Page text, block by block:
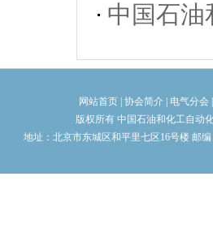
中国石油
网站首页 协会简介 电气分会
版权所有 中国石油和化工自动
地址：北京市东城区和平里七区16号楼 邮编